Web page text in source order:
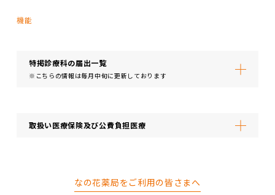
機能
特掲診療科の届出⼀覧
※こちらの情報は毎月中旬に更新しております
取扱い医療保険及び公費負担医療
なの花薬局をご利用の皆さまへ